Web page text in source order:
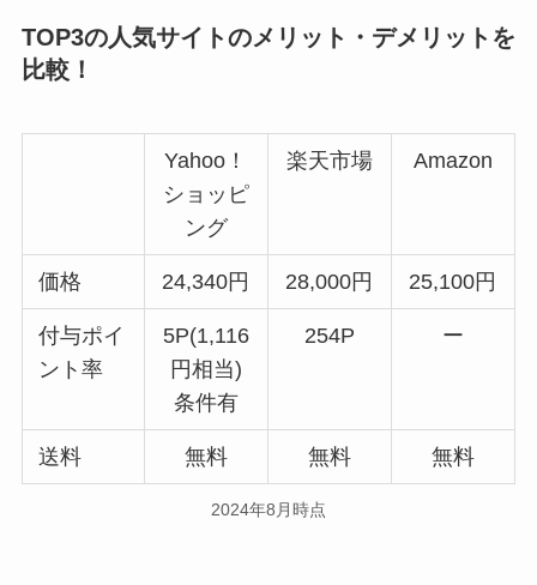
TOP3の人気サイトのメリット・デメリットを
比較！
Yahoo！
ショッピ
ング
楽天市場 Amazon
価格 24,340円 28,000円 25,100円
付与ポイ
ント率
5P(1,116
円相当)
条件有
254P ー
送料 無料 無料 無料
2024年8月時点